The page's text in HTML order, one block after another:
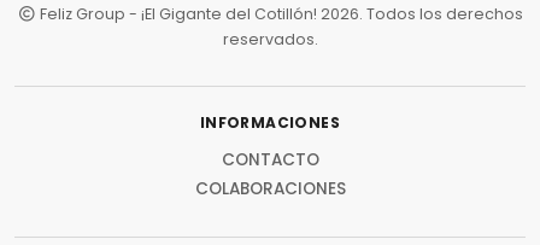
Feliz Group - ¡El Gigante del Cotillón! 2026. Todos los derechos
reservados.
INFORMACIONES
CONTACTO
COLABORACIONES